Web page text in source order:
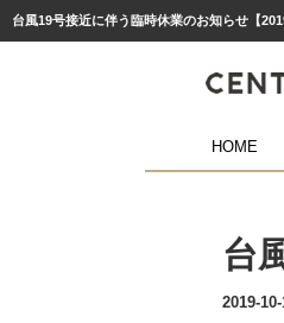
台風19号接近に伴う臨時休業のお知らせ【
HOME
台
2019-